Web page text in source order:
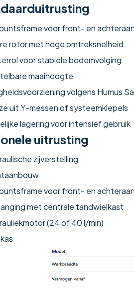
voor front- en
rotor met hoge omtreksnelheid
voor stabiele bodemvolging
maaihoogte
volgens Humus
uit Y-messen of systeemklepels
lagering voor intensief gebruik
uitrusting
zijverstelling
voor front- en
met centrale tandwielkast
(24 of 40 l/min)